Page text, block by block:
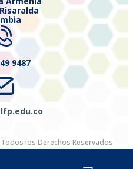
9487
los Derechos Reservados